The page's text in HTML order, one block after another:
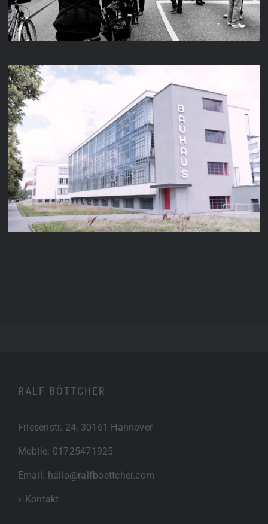
GOETHE-INSTITUT
RALF BÖTTCHER
Friesenstr. 24, 30161 Hannover
Mobile: 01725471925
Email: hallo@ralfboettcher.com
Kontakt